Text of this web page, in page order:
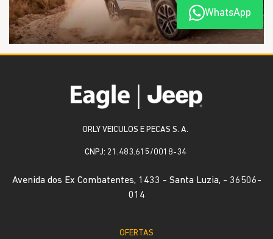
WhatsApp
ORLY VEICULOS E PECAS S. A.
CNPJ: 21.483.615/0018-34
Avenida dos Ex Combatentes, 1433 - Santa Luzia, - 36506-
014
OFERTAS